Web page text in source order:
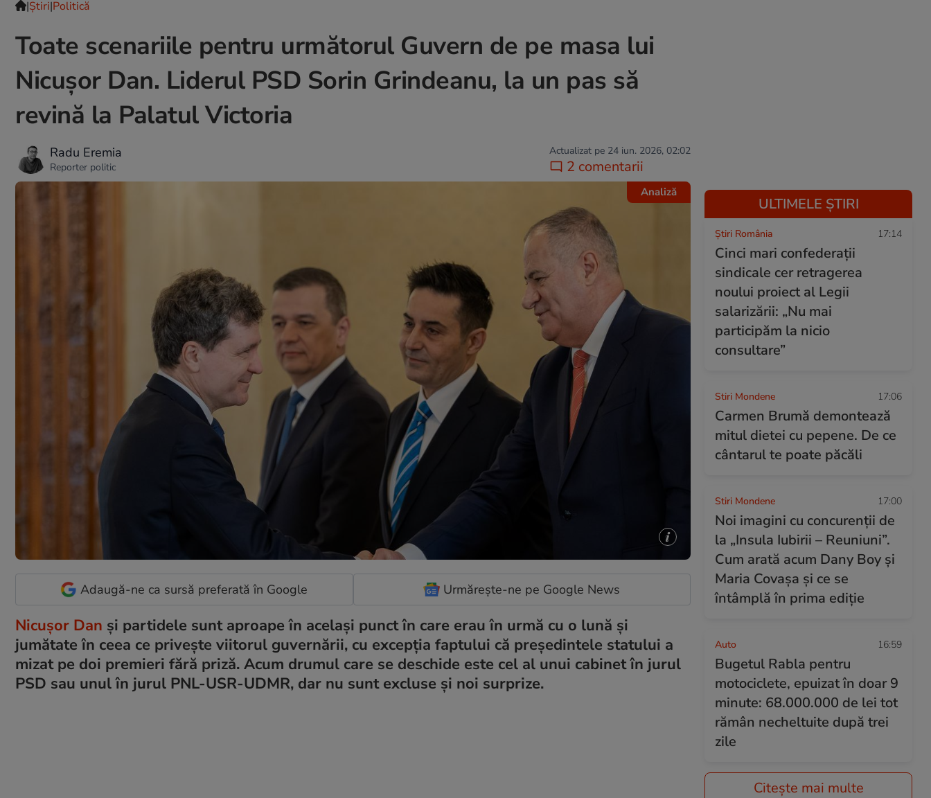
|Ştiri|Politică
Toate scenariile pentru următorul Guvern de pe masa lui
Nicușor Dan. Liderul PSD Sorin Grindeanu, la un pas să
revină la Palatul Victoria
Radu Eremia
Reporter politic
Actualizat pe 24 iun. 2026, 02:02
2 comentarii
Analiză
Adaugă-ne ca sursă preferată în Google Urmărește-ne pe Google News
Nicușor Dan și partidele sunt aproape în același punct în care erau în urmă cu o lună și
jumătate în ceea ce privește viitorul guvernării, cu excepția faptului că președintele statului a
mizat pe doi premieri fără priză. Acum drumul care se deschide este cel al unui cabinet în jurul
PSD sau unul în jurul PNL-USR-UDMR, dar nu sunt excluse și noi surprize.
ULTIMELE ȘTIRI
Știri România 17:14
Cinci mari confederaţii
sindicale cer retragerea
noului proiect al Legii
salarizării: „Nu mai
participăm la nicio
consultare”
Stiri Mondene 17:06
Carmen Brumă demontează
mitul dietei cu pepene. De ce
cântarul te poate păcăli
Stiri Mondene 17:00
Noi imagini cu concurenții de
la „Insula Iubirii – Reuniuni”.
Cum arată acum Dany Boy și
Maria Covașa și ce se
întâmplă în prima ediție
Auto 16:59
Bugetul Rabla pentru
motociclete, epuizat în doar 9
minute: 68.000.000 de lei tot
rămân necheltuite după trei
zile
Citește mai multe